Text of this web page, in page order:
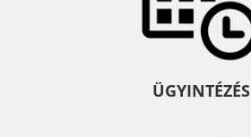
ÜGYINTÉZÉS